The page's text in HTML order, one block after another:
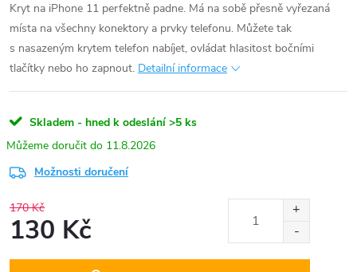
Kryt na iPhone 11 perfektně padne. Má na sobě přesně vyřezaná
místa na všechny konektory a prvky telefonu. Můžete tak
s nasazeným krytem telefon nabíjet, ovládat hlasitost bočními
tlačítky nebo ho zapnout. Detailní informace
Skladem - hned k odeslání >5 ks
11.8.2026
Možnosti doručení
170 Kč
130 Kč